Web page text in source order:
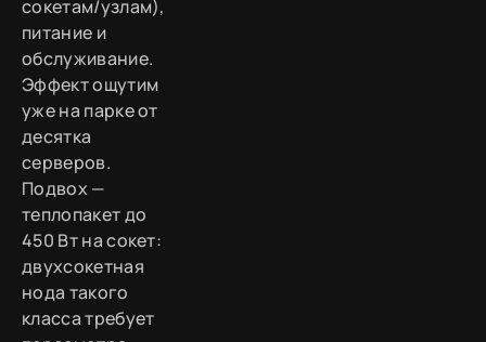
сокетам/узлам),
питание и
обслуживание.
Эффект ощутим
уже на парке от
десятка
серверов.
Подвох —
теплопакет до
450 Вт на сокет:
двухсокетная
нода такого
класса требует